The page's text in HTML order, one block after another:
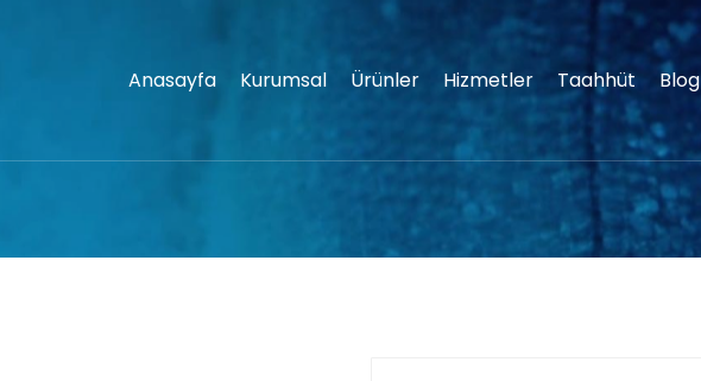
Anasayfa Kurumsal Ürünler Hizmetler Taahhüt Blog